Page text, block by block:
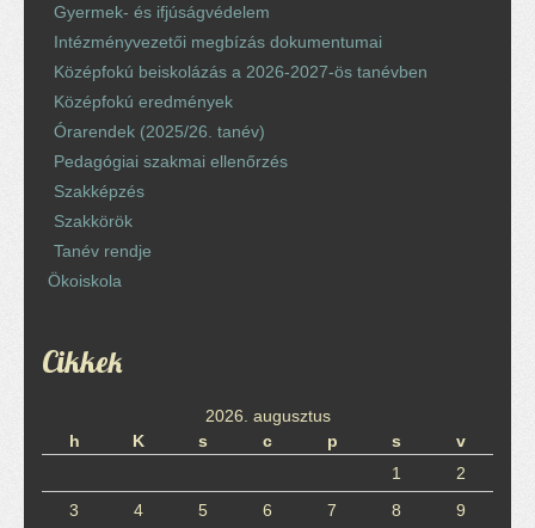
Gyermek- és ifjúságvédelem
Intézményvezetői megbízás dokumentumai
Középfokú beiskolázás a 2026-2027-ös tanévben
Középfokú eredmények
Órarendek (2025/26. tanév)
Pedagógiai szakmai ellenőrzés
Szakképzés
Szakkörök
Tanév rendje
Ökoiskola
Cikkek
2026. augusztus
h
K s c p s
v
1
2
3
4 5 6 7 8
9